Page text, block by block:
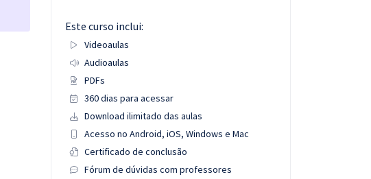
Este curso inclui:
Videoaulas
Audioaulas
PDFs
360 dias para acessar
Download ilimitado das aulas
Acesso no Android, iOS, Windows e Mac
Certificado de conclusão
Fórum de dúvidas com professores